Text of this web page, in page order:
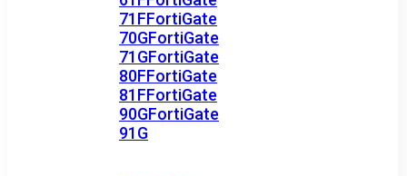
71FFortiGate
70GFortiGate
71GFortiGate
80FFortiGate
81FFortiGate
90GFortiGate
91G